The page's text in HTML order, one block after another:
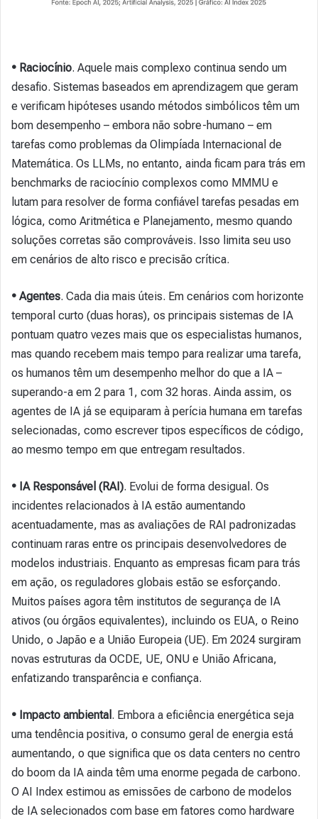
• Raciocínio. Aquele mais complexo continua sendo um
desafio. Sistemas baseados em aprendizagem que geram
e verificam hipóteses usando métodos simbólicos têm um
bom desempenho – embora não sobre-humano – em
tarefas como problemas da Olimpíada Internacional de
Matemática. Os LLMs, no entanto, ainda ficam para trás em
benchmarks de raciocínio complexos como MMMU e
lutam para resolver de forma confiável tarefas pesadas em
lógica, como Aritmética e Planejamento, mesmo quando
soluções corretas são comprováveis. Isso limita seu uso
em cenários de alto risco e precisão crítica.
• Agentes. Cada dia mais úteis. Em cenários com horizonte
temporal curto (duas horas), os principais sistemas de IA
pontuam quatro vezes mais que os especialistas humanos,
mas quando recebem mais tempo para realizar uma tarefa,
os humanos têm um desempenho melhor do que a IA –
superando-a em 2 para 1, com 32 horas. Ainda assim, os
agentes de IA já se equiparam à perícia humana em tarefas
selecionadas, como escrever tipos específicos de código,
ao mesmo tempo em que entregam resultados.
• IA Responsável (RAI). Evolui de forma desigual. Os
incidentes relacionados à IA estão aumentando
acentuadamente, mas as avaliações de RAI padronizadas
continuam raras entre os principais desenvolvedores de
modelos industriais. Enquanto as empresas ficam para trás
em ação, os reguladores globais estão se esforçando.
Muitos países agora têm institutos de segurança de IA
ativos (ou órgãos equivalentes), incluindo os EUA, o Reino
Unido, o Japão e a União Europeia (UE). Em 2024 surgiram
novas estruturas da OCDE, UE, ONU e União Africana,
enfatizando transparência e confiança.
• Impacto ambiental . Embora a eficiência energética seja
uma tendência positiva, o consumo geral de energia está
aumentando, o que significa que os data centers no centro
do boom da IA ainda têm uma enorme pegada de carbono.
O AI Index estimou as emissões de carbono de modelos
de IA selecionados com base em fatores como hardware